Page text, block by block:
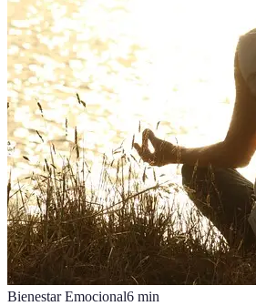
Bienestar Emocional6 min